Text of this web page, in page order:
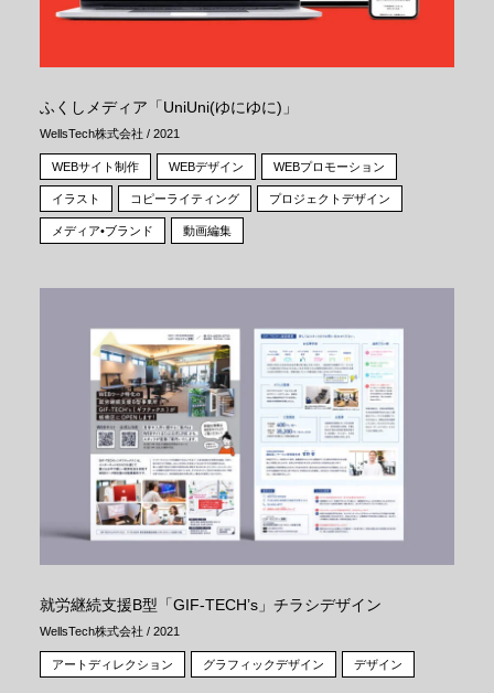
ふくしメディア「UniUni(ゆにゆに)」
WellsTech株式会社 / 2021
WEBサイト制作 WEBデザイン WEBプロモーション
イラスト コピーライティング プロジェクトデザイン
メディア•ブランド 動画編集
就労継続支援B型「GIF-TECH’s」チラシデザイン
WellsTech株式会社 / 2021
アートディレクション グラフィックデザイン デザイン